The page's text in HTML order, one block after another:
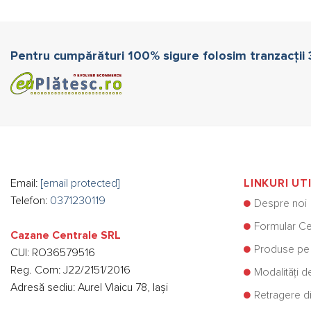
pot
Pentru cumpărături 100% sigure folosim tranzacții
Email: [email protected]
Telefon: 0371230119
Cazane Centrale SRL
CUI: RO36579516
Reg. Com: J22/2151/2016
Adresă sediu: Aurel Vlaicu 78, Iași
LINKURI
Despre noi
Formular
Produse pe
Modalități
Retragere